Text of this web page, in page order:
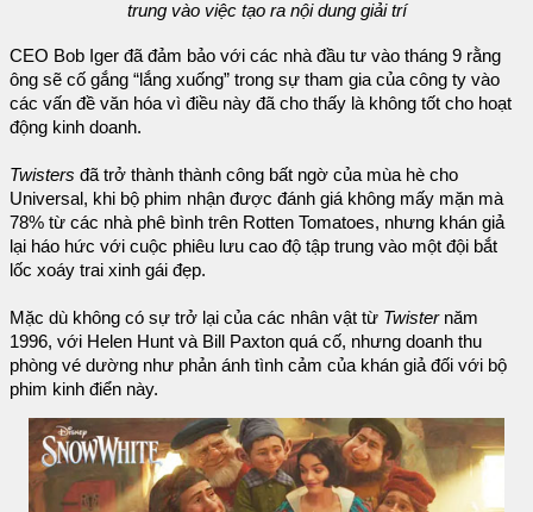
trung vào việc tạo ra nội dung giải trí
CEO Bob Iger đã đảm bảo với các nhà đầu tư vào tháng 9 rằng
ông sẽ cố gắng “lắng xuống” trong sự tham gia của công ty vào
các vấn đề văn hóa vì điều này đã cho thấy là không tốt cho hoạt
động kinh doanh.
Twisters đã trở thành thành công bất ngờ của mùa hè cho
Universal, khi bộ phim nhận được đánh giá không mấy mặn mà
78% từ các nhà phê bình trên Rotten Tomatoes, nhưng khán giả
lại háo hức với cuộc phiêu lưu cao độ tập trung vào một đội bắt
lốc xoáy trai xinh gái đẹp.
Mặc dù không có sự trở lại của các nhân vật từ Twisternăm
1996, với Helen Hunt và Bill Paxton quá cố, nhưng doanh thu
phòng vé dường như phản ánh tình cảm của khán giả đối với bộ
phim kinh điển này.